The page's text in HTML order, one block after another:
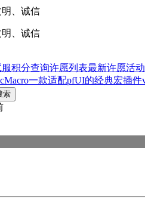
、诚信
、诚信
积分查询许愿列表最新许愿活
一款适配pfUI的经典宏插件